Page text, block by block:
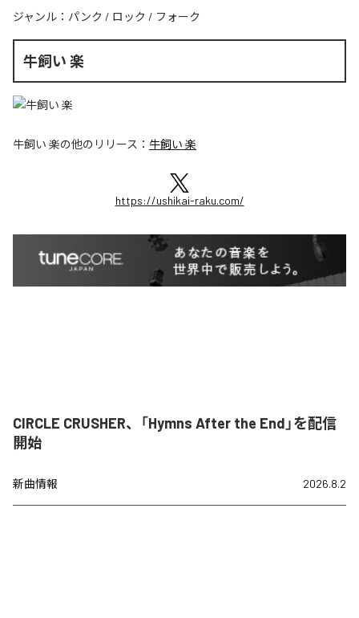
ジャンル： パンク / ロック / フォーク
牛飼い 楽
牛飼い 楽の他のリリース： 牛飼い 楽
https://ushikai-raku.com/
CIRCLE CRUSHER、「Hymns After the End」を配信
開始
新曲情報 2026.8.2